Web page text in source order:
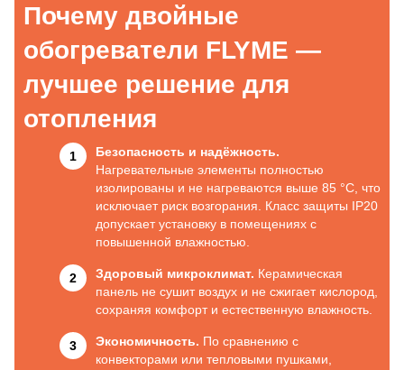
Почему двойные
обогреватели FLYME —
лучшее решение для
отопления
Безопасность и надёжность.
Нагревательные элементы полностью
изолированы и не нагреваются выше 85 °C, что
исключает риск возгорания. Класс защиты IP20
допускает установку в помещениях с
повышенной влажностью.
Здоровый микроклимат. Керамическая
панель не сушит воздух и не сжигает кислород,
сохраняя комфорт и естественную влажность.
Экономичность. По сравнению с
конвекторами или тепловыми пушками,